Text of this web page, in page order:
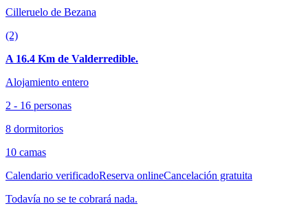
Cilleruelo de Bezana
(2)
A 16.4 Km de Valderredible.
Alojamiento entero
2 - 16 personas
8 dormitorios
10 camas
Calendario verificadoReserva onlineCancelación gratuita
Todavía no se te cobrará nada.